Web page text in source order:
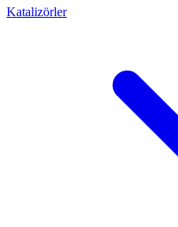
Katalizörler